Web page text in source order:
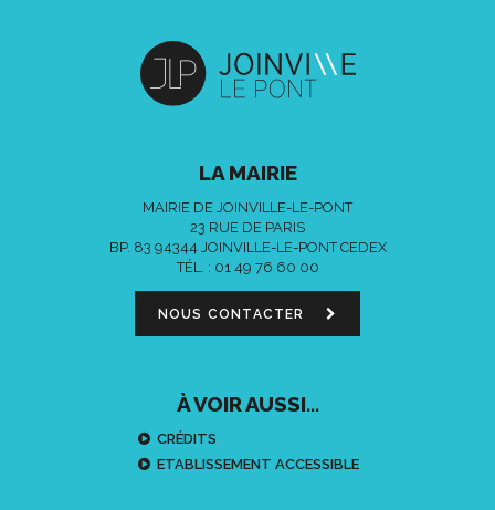
LA MAIRIE
MAIRIE DE JOINVILLE-LE-PONT
23 RUE DE PARIS
BP. 83 94344 JOINVILLE-LE-PONT CEDEX
TÉL. : 01 49 76 60 00
NOUS CONTACTER
À VOIR AUSSI...
CRÉDITS
ETABLISSEMENT ACCESSIBLE